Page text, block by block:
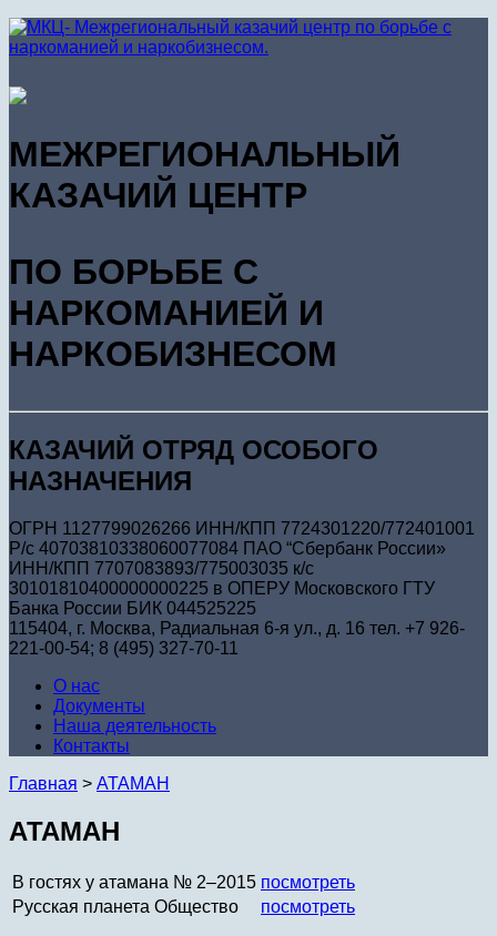
МЕЖРЕГИОНАЛЬНЫЙ
КАЗАЧИЙ ЦЕНТР
ПО БОРЬБЕ С
НАРКОМАНИЕЙ И
НАРКОБИЗНЕСОМ
КАЗАЧИЙ ОТРЯД ОСОБОГО
НАЗНАЧЕНИЯ
ОГРН 1127799026266 ИНН/КПП 7724301220/772401001
Р/с 40703810338060077084 ПАО “Сбербанк России»
ИНН/КПП 7707083893/775003035 к/с
30101810400000000225 в ОПЕРУ Московского ГТУ
Банка России БИК 044525225
115404, г. Москва, Радиальная 6-я ул., д. 16 тел. +7 926-
221-00-54; 8 (495) 327-70-11
О нас
Документы
Наша деятельность
Контакты
Главная > АТАМАН
АТАМАН
В гостях у атамана № 2–2015 посмотреть
Русская планета Общество
посмотреть